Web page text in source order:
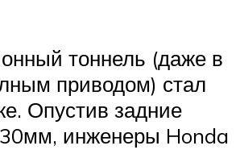
тоннель (даже в
приводом) стал
Опустив задние
инженеры Honda